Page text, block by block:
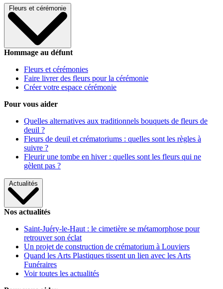
Fleurs et cérémonie
Hommage au défunt
Fleurs et cérémonies
Faire livrer des fleurs pour la cérémonie
Créer votre espace cérémonie
Pour vous aider
Quelles alternatives aux traditionnels bouquets de fleurs de
deuil ?
Fleurs de deuil et crématoriums : quelles sont les règles à
suivre ?
Fleurir une tombe en hiver : quelles sont les fleurs qui ne
gèlent pas ?
Actualités
Nos actualités
Saint-Juéry-le-Haut : le cimetière se métamorphose pour
retrouver son éclat
Un projet de construction de crématorium à Louviers
Quand les Arts Plastiques tissent un lien avec les Arts
Funéraires
Voir toutes les actualités